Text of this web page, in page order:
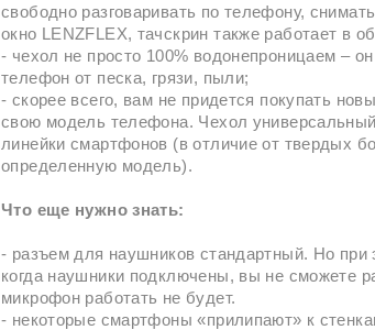
свободно разговаривать по телефону,
окно LENZFLEX, тачскрин также работает в
- чехол не просто 100% водонепроницаем –
телефон от песка, грязи, пыли;
- скорее всего, вам не придется покупать
свою модель телефона. Чехол
линейки смартфонов (в отличие от твердых
определенную модель).
Что еще нужно знать:
- разъем для наушников стандартный. Но при
когда наушники подключены, вы не сможете
микрофон работать не будет.
- некоторые смартфоны «прилипают» к